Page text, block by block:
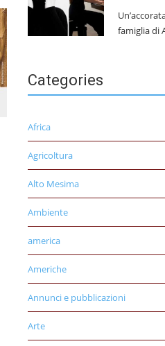
famiglia di
Categories
Africa
Agricoltura
Alto Mesima
Ambiente
america
Americhe
Annunci e pubblicazioni
Arte